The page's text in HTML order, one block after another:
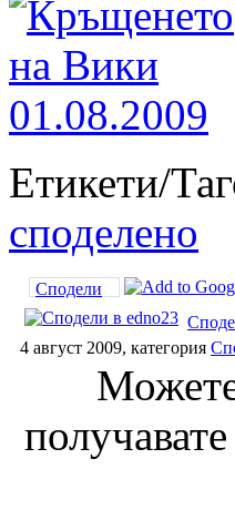
Етикети/
споделено
Сподели
4 август 2009, категория